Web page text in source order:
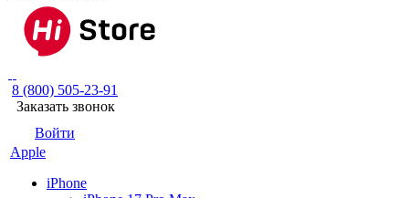
8 (800) 505-23-91
Заказать звонок
Войти
Apple
iPhone